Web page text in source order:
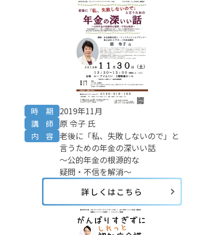
時 期 2019年11月
講 師 原 令子 氏
内 容
老後に「私、失敗しないので」と
言うための年金の深いい話
～公的年金の根源的な
疑問・不信を解消～
詳しくはこちら